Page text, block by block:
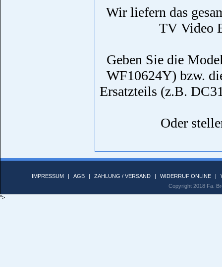
Wir liefern das
TV Video
Geben Sie die
WF10624Y) bzw.
Ersatzteils (z.B.
Oder
IMPRESSUM | AGB | ZAHLUNG / VERSAND | WIDERRUF ONLINE |
Copyright 2018 Fa.
">